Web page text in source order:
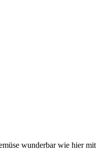
wunderbar wie hier mit